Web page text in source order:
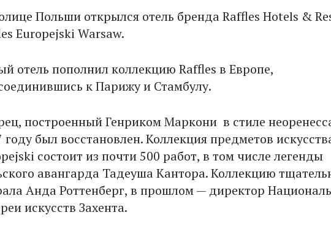
Польши открылся отель бренда Raffles Hotels &
Europejski Warsaw.
отель пополнил коллекцию Raffles в Европе,
к Парижу и Стамбулу.
построенный Генриком Маркони в стиле
году был восстановлен. Коллекция предметов
состоит из почти 500 работ, в том числе легенды
авангарда Тадеуша Кантора. Коллекцию
Анда Роттенберг, в прошлом — директор
искусств Захента.